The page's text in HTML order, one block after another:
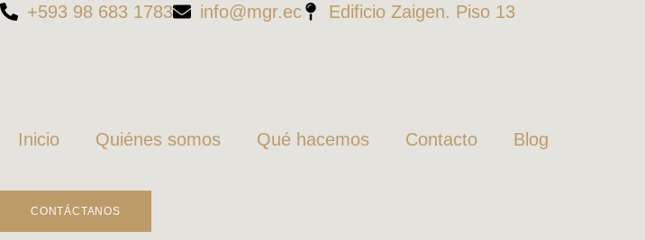
+593 98 683 1783 info@mgr.ec Edificio Zaigen. Piso 13
Inicio Quiénes somos Qué hacemos Contacto Blog
CONTÁCTANOS